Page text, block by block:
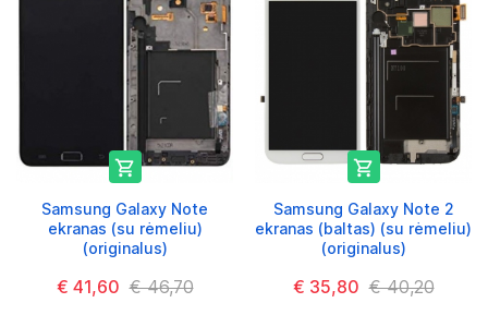

Samsung Galaxy Note
ekranas (su rėmeliu)
(originalus)
€ 41,60 € 46,70

Samsung Galaxy Note 2
ekranas (baltas) (su rėmeliu)
(originalus)
€ 35,80 € 40,20